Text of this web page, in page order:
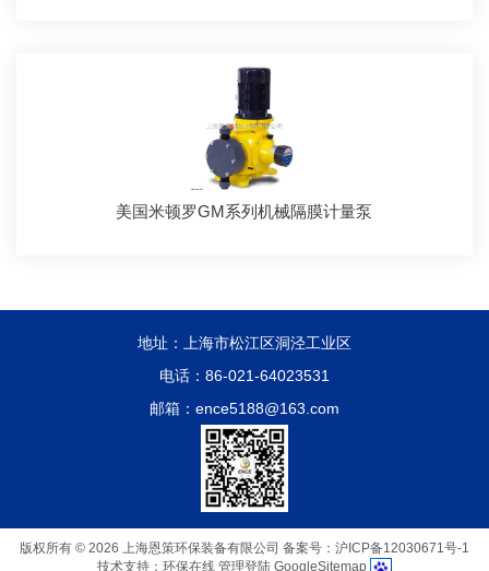
美国米顿罗GM系列机械隔膜计量泵
地址：上海市松江区洞泾工业区
电话：86-021-64023531
邮箱：ence5188@163.com
版权所有 © 2026 上海恩策环保装备有限公司 备案号：沪ICP备12030671号-1
技术支持： 环保在线 管理登陆 GoogleSitemap